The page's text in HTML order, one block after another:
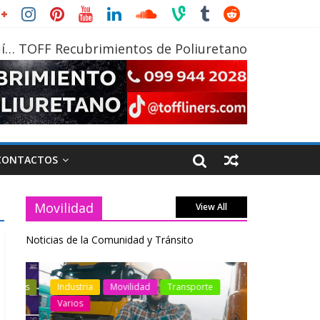
TOFF Recubrimientos de Poliuretano
Movilidad View All
Noticias de la Comunidad y Tránsito
Industria Movilidad
Transporte
Varios